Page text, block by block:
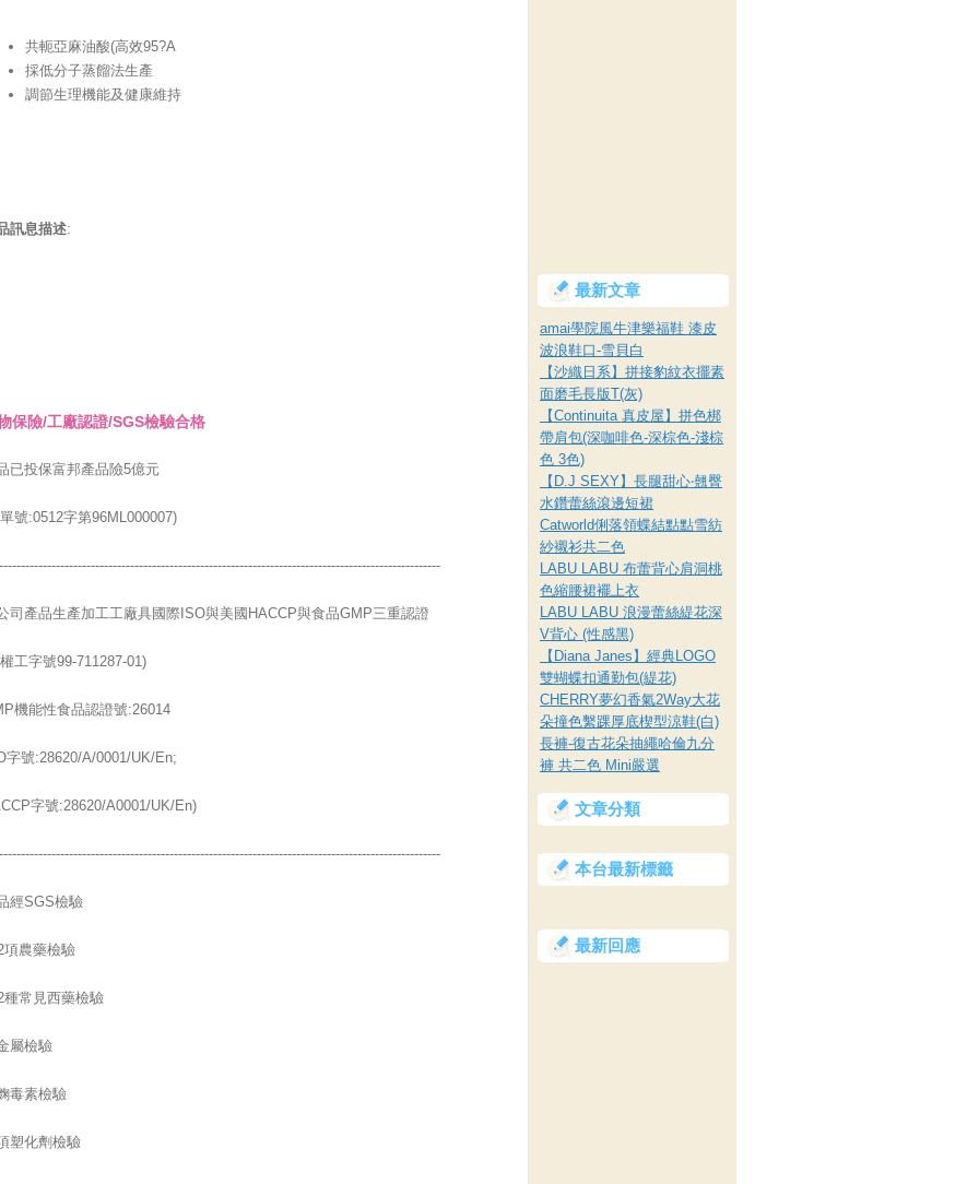
共軛亞麻油酸(高效95?A
採低分子蒸餾法生產
調節生理機能及健康維持
訊息描述:
保險/工廠認證/SGS檢驗合格
已投保富邦產品險5億元
號:0512字第96ML000007)
司產品生產加工工廠具國際ISO與美國HACCP與食品GMP三重認證
工字號99-711287-01)
機能性食品認證號:26014
字號:28620/A/0001/UK/En;
字號:28620/A0001/UK/En)
經SGS檢驗
項農藥檢驗
種常見西藥檢驗
屬檢驗
毒素檢驗
塑化劑檢驗
最新文章
amai學院風牛津樂福鞋 漆皮
波浪鞋口-雪貝白
【沙織日系】拼接豹紋衣擺素
面磨毛長版T(灰)
【Continuita 真皮屋】拼色梆
帶肩包(深咖啡色-深棕色-淺棕
色 3色)
【D.J SEXY】長腿甜心‧翹臀
水鑽蕾絲滾邊短裙
Catworld俐落領蝶結點點雪紡
紗襯衫共二色
LABU LABU 布蕾背心肩洞桃
色縮腰裙襬上衣
LABU LABU 浪漫蕾絲緹花深
V背心 (性感黑)
【Diana Janes】經典LOGO
雙蝴蝶扣通勤包(緹花)
CHERRY夢幻香氣2Way大花
朵撞色繫踝厚底楔型涼鞋(白)
長褲-復古花朵抽繩哈倫九分
褲 共二色 Mini嚴選
文章分類
本台最新標籤
最新回應